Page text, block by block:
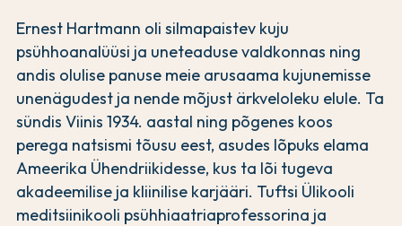
Ernest Hartmann oli silmapaistev kuju
psühhoanalüüsi ja uneteaduse valdkonnas ning
andis olulise panuse meie arusaama kujunemisse
unenägudest ja nende mõjust ärkveloleku elule. Ta
sündis Viinis 1934. aastal ning põgenes koos
perega natsismi tõusu eest, asudes lõpuks elama
Ameerika Ühendriikidesse, kus ta lõi tugeva
akadeemilise ja kliinilise karjääri. Tuftsi Ülikooli
meditsiinikooli psühhiaatriaprofessorina ja